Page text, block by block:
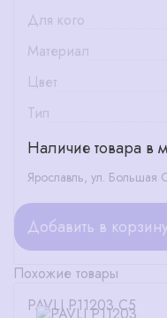
Для кого
Материал
Цвет
Тип
Наличие товара в
Ярославль, ул. Большая
Добавить в
Похожие товары
PAVLI P11203 C5